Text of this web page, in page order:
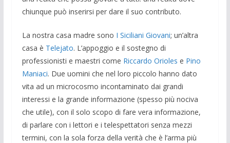
chiunque può inserirsi per dare il suo contributo.
La nostra casa madre sono I Siciliani Giovani; un’altra
casa è Telejato. L’appoggio e il sostegno di
professionisti e maestri come Riccardo Orioles e Pino
Maniaci. Due uomini che nel loro piccolo hanno dato
vita ad un microcosmo incontaminato dai grandi
interessi e la grande informazione (spesso più nociva
che utile), con il solo scopo di fare vera informazione,
di parlare con i lettori e i telespettatori senza mezzi
termini, con la sola forza della verità che è l’arma più